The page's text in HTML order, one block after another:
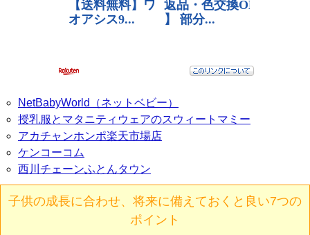
NetBabyWorld（ネットベビー）
授乳服とマタニティウェアのスウィートマミー
アカチャンホンポ楽天市場店
ケンコーコム
西川チェーンふとんタウン
子供の成長に合わせ、将来に備えておくと良い7つの
ポイント